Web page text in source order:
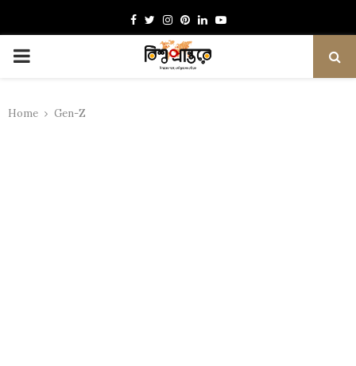
Facebook
TwitterInstagram
Pinterest
LinkedinYoutube
PRIMARY
Home Gen-Z